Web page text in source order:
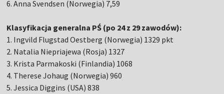
6. Anna Svendsen (Norwegia) 7,59
Klasyfikacja generalna PŚ (po 24 z 29 zawodów):
1. Ingvild Flugstad Oestberg (Norwegia) 1329 pkt
2. Natalia Niepriajewa (Rosja) 1327
3. Krista Parmakoski (Finlandia) 1068
4. Therese Johaug (Norwegia) 960
5. Jessica Diggins (USA) 838